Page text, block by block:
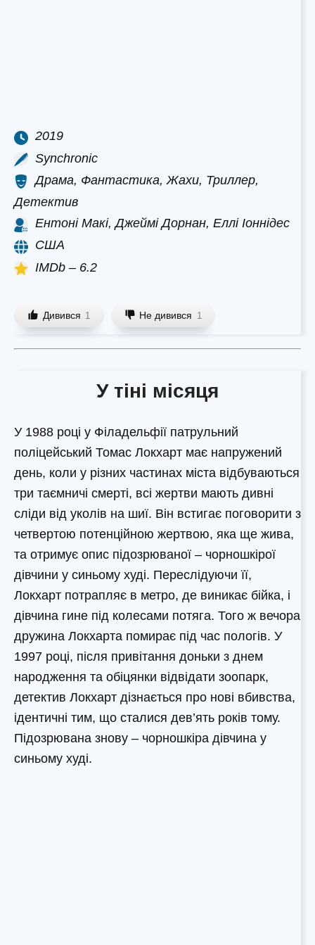
2019
Synchronic
Драма, Фантастика, Жахи, Триллер,
Детектив
Ентоні Макі, Джеймі Дорнан, Еллі Іоннідес
США
IMDb – 6.2
Дивився 1 Не дивився 1
У тіні місяця
У 1988 році у Філадельфії патрульний
поліцейський Томас Локхарт має напружений
день, коли у різних частинах міста відбуваються
три таємничі смерті, всі жертви мають дивні
сліди від уколів на шиї. Він встигає поговорити з
четвертою потенційною жертвою, яка ще жива,
та отримує опис підозрюваної – чорношкірої
дівчини у синьому худі. Переслідуючи її,
Локхарт потрапляє в метро, де виникає бійка, і
дівчина гине під колесами потяга. Того ж вечора
дружина Локхарта помирає під час пологів. У
1997 році, після привітання доньки з днем
народження та обіцянки відвідати зоопарк,
детектив Локхарт дізнається про нові вбивства,
ідентичні тим, що сталися дев’ять років тому.
Підозрювана знову – чорношкіра дівчина у
синьому худі.